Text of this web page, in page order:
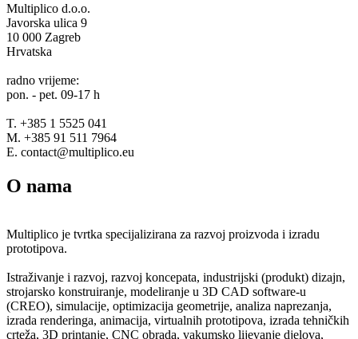
Multiplico d.o.o.
Javorska ulica 9
10 000 Zagreb
Hrvatska
radno vrijeme:
pon. - pet. 09-17 h
T. +385 1 5525 041
M. +385 91 511 7964
E. contact@multiplico.eu
O nama
Multiplico je tvrtka specijalizirana za razvoj proizvoda i izradu
prototipova.
Istraživanje i razvoj, razvoj koncepata, industrijski (produkt) dizajn,
strojarsko konstruiranje, modeliranje u 3D CAD software-u
(CREO), simulacije, optimizacija geometrije, analiza naprezanja,
izrada renderinga, animacija, virtualnih prototipova, izrada tehničkih
crteža, 3D printanje, CNC obrada, vakumsko lijevanje djelova,